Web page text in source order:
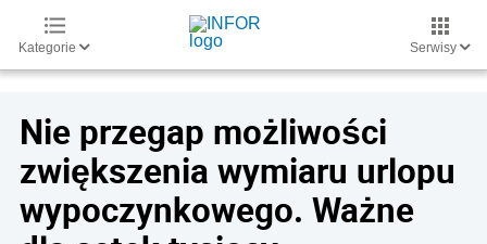
Kategorie Serwisy
Nie przegap możliwości
zwiększenia wymiaru urlopu
wypoczynkowego. Ważne